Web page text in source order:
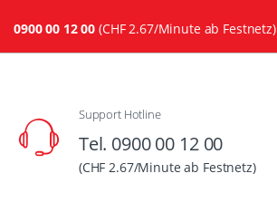
0900 00 12 00 (CHF 2.67/Minute ab Festnetz)
Support Hotline
Tel. 0900 00 12 00
(CHF 2.67/Minute ab Festnetz)